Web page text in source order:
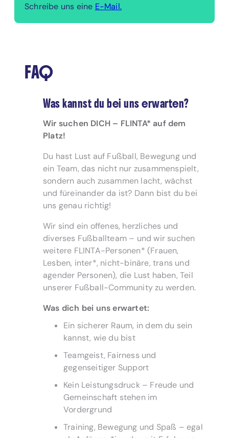
Schreibe uns eine E-Mail.
FAQ
Was kannst du bei uns erwarten?
Wir suchen DICH – FLINTA* auf dem
Platz!
Du hast Lust auf Fußball, Bewegung und
ein Team, das nicht nur zusammenspielt,
sondern auch zusammen lacht, wächst
und füreinander da ist? Dann bist du bei
uns genau richtig!
Wir sind ein offenes, herzliches und
diverses Fußballteam – und wir suchen
weitere FLINTA-Personen* (Frauen,
Lesben, inter*, nicht-binäre, trans und
agender Personen), die Lust haben, Teil
unserer Fußball-Community zu werden.
Was dich bei uns erwartet:
Ein sicherer Raum, in dem du sein
kannst, wie du bist
Teamgeist, Fairness und
gegenseitiger Support
Kein Leistungsdruck – Freude und
Gemeinschaft stehen im
Vordergrund
Training, Bewegung und Spaß – egal